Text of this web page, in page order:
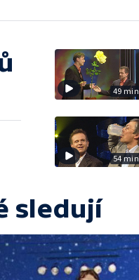
49 min
54 min
sledují